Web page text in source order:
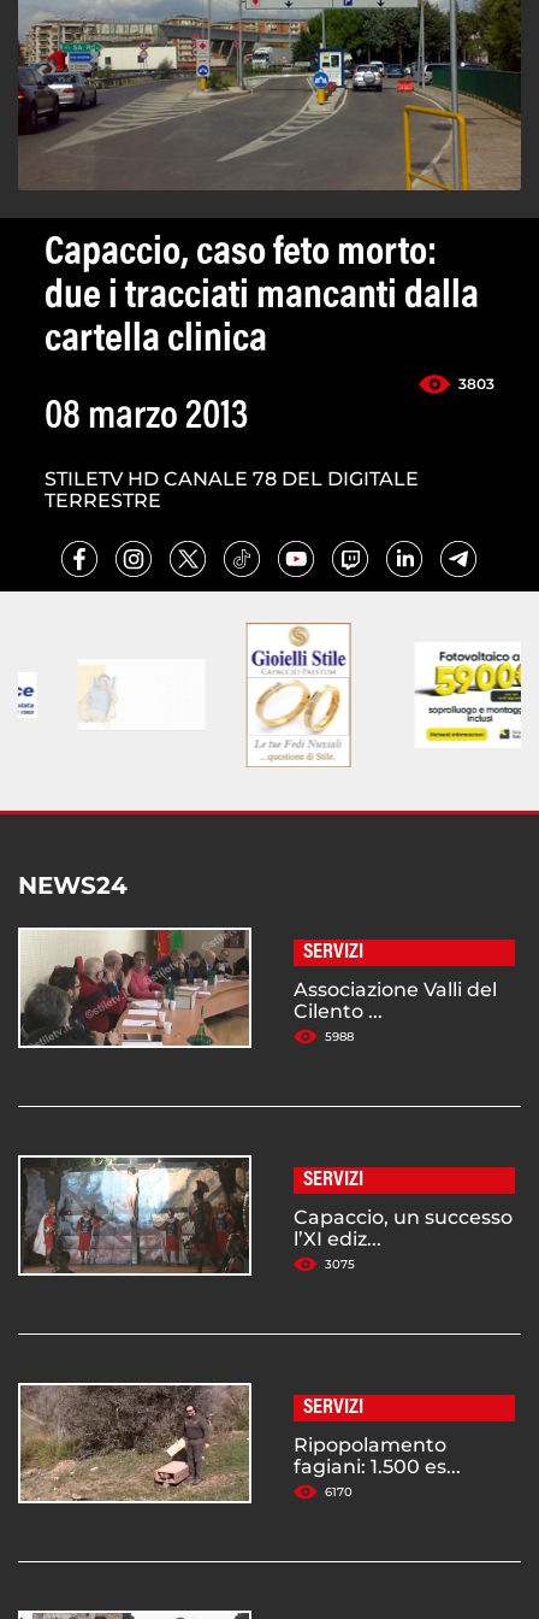
Capaccio, caso feto morto:
due i tracciati mancanti dalla
cartella clinica
3803
08 marzo 2013
STILETV HD CANALE 78 DEL DIGITALE
TERRESTRE
NEWS24
SERVIZI
Associazione Valli del
Cilento ...
5988
SERVIZI
Capaccio, un successo
l’XI ediz...
3075
SERVIZI
Ripopolamento
fagiani: 1.500 es...
6170